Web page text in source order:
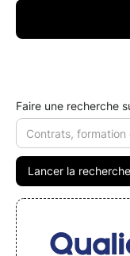
Faire une recherche